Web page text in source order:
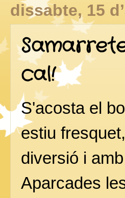
dissabte, 15
cal!
S'acosta el
estiu
diversió i
Aparcades